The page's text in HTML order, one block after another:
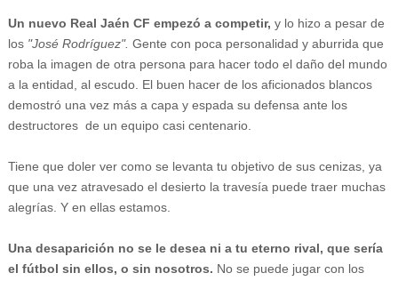
Un nuevo Real Jaén CF empezó a competir, y lo hizo a pesar de
los"José Rodríguez". Gente con poca personalidad y aburrida que
roba la imagen de otra persona para hacer todo el daño del mundo
a la entidad, al escudo. El buen hacer de los aficionados blancos
demostró una vez más a capa y espada su defensa ante los
destructores de un equipo casi centenario.
Tiene que doler ver como se levanta tu objetivo de sus cenizas, ya
que una vez atravesado el desierto la travesía puede traer muchas
alegrías. Y en ellas estamos.
Una desaparición no se le desea ni a tu eterno rival, que sería
el fútbol sin ellos, o sin nosotros. No se puede jugar con los